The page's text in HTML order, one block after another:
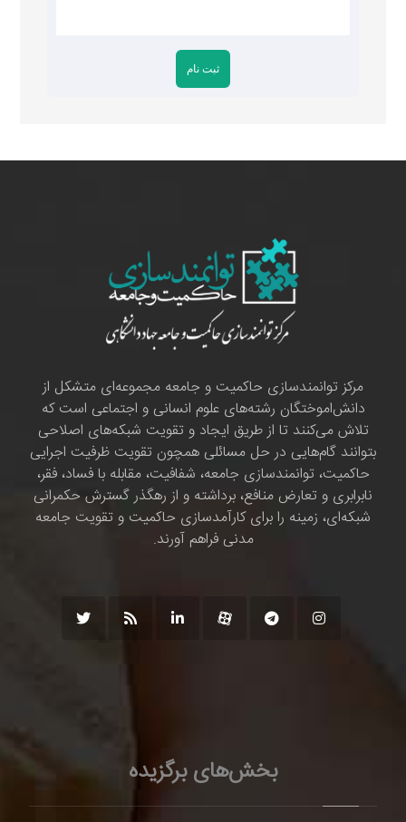
مرکز توانمندسازی حاکمیت و جامعه مجموعه‌ای متشکل از
دانش‌اموختگان رشته‌های علوم انسانی و اجتماعی است که
تلاش می‌کنند تا از طریق ایجاد و تقویت شبکه‌های اصلاحی
بتوانند گام‌هایی در حل مسائلی همچون تقویت ظرفیت اجرایی
حاکمیت، توانمندسازی جامعه، شفافیت، مقابله با فساد، فقر،
نابرابری و تعارض منافع، برداشته و از رهگذر گسترش حکمرانی
شبکه‌ای، زمینه را برای کارآمدسازی حاکمیت و تقویت جامعه
مدنی فراهم آورند.
بخش‌های برگزیده